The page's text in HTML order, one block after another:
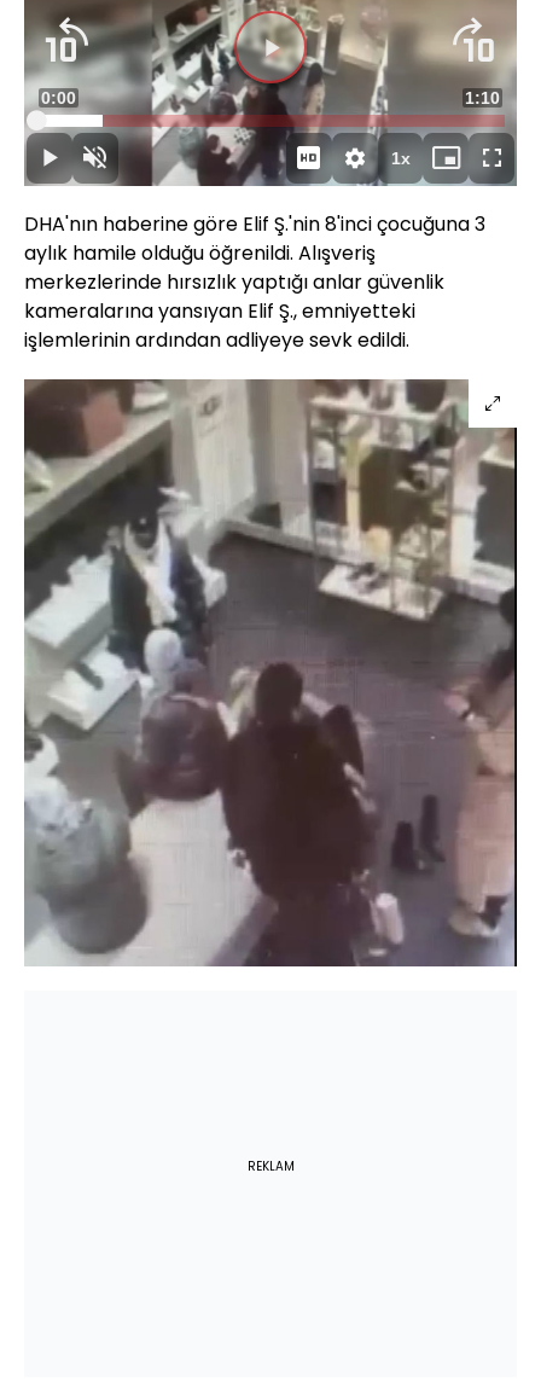
Videoyu
Oynat
OynatSesi
Aç
Süre
0:00 Toplam
Süre
1:10
Yüklendi:
14.17%
1xOynatma
Hızı
Mini
oynatıcı
Tam
Ekran
DHA'nın haberine göre Elif Ş.'nin 8'inci çocuğuna 3
aylık hamile olduğu öğrenildi. Alışveriş
merkezlerinde hırsızlık yaptığı anlar güvenlik
kameralarına yansıyan Elif Ş., emniyetteki
işlemlerinin ardından adliyeye sevk edildi.
REKLAM